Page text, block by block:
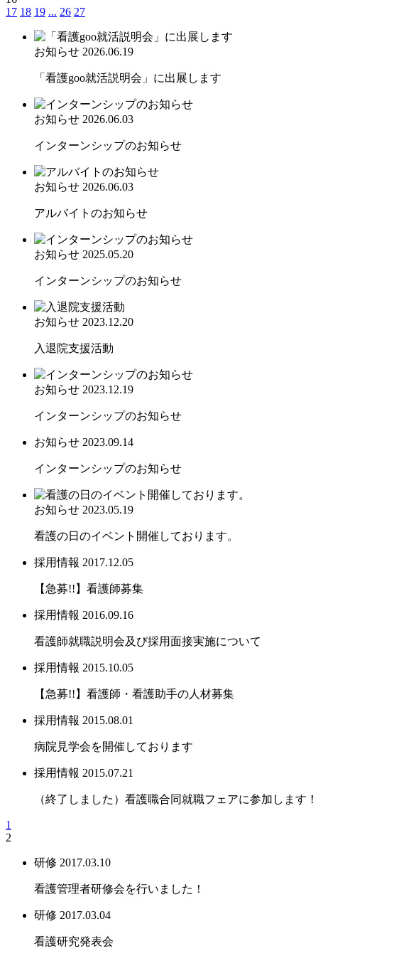
17 18 19 ... 26 27
お知らせ 2026.06.19
「看護goo就活説明会」に出展します
お知らせ 2026.06.03
インターンシップのお知らせ
お知らせ 2026.06.03
アルバイトのお知らせ
お知らせ 2025.05.20
インターンシップのお知らせ
お知らせ 2023.12.20
入退院支援活動
お知らせ 2023.12.19
インターンシップのお知らせ
お知らせ 2023.09.14
インターンシップのお知らせ
お知らせ 2023.05.19
看護の日のイベント開催しております。
採用情報 2017.12.05
【急募!!】看護師募集
採用情報 2016.09.16
看護師就職説明会及び採用面接実施について
採用情報 2015.10.05
【急募!!】看護師・看護助手の人材募集
採用情報 2015.08.01
病院見学会を開催しております
採用情報 2015.07.21
（終了しました）看護職合同就職フェアに参加します！
1
2
研修 2017.03.10
看護管理者研修会を行いました！
研修 2017.03.04
看護研究発表会